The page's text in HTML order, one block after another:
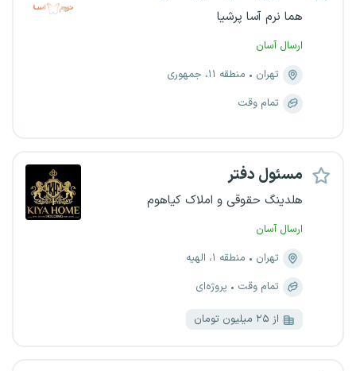
هما نرم آسا پرشیا
ارسال آسان
تهران
منطقه ۱۱، جمهوری
تمام وقت
مسئول دفتر
هلدینگ حقوقی و املاک کیاهوم
ارسال آسان
تهران
منطقه ۱، الهیه
تمام وقت
پروژه‌ای
از ۲۵ میلیون تومان